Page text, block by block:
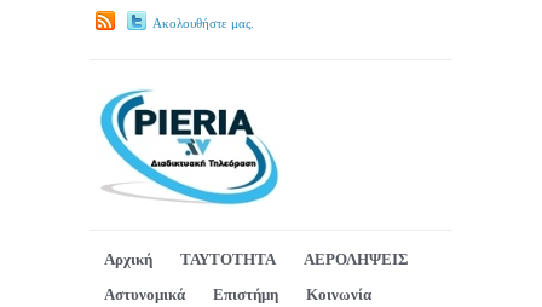
Ακολουθήστε μας.
Αρχική ΤΑΥΤΟΤΗΤΑ
ΑΕΡΟΛΗΨΕΙΣ
Αστυνομικά
Επιστήμη
Κοινωνία